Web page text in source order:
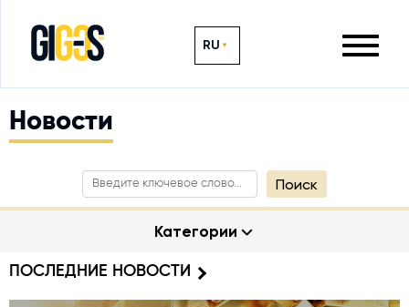
RU
Новости
Категории
Поиск
ПОСЛЕДНИЕ НОВОСТИ